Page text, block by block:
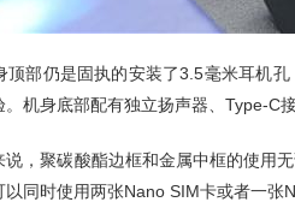
顶部仍是固执的安装了3.5毫米耳机
机身底部配有独立扬声器、Type-C
说，聚碳酸酯边框和金属中框的使用
同时使用两张Nano SIM卡或者一张